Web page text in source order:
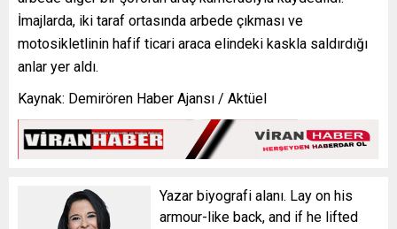
İmajlarda, iki taraf ortasında arbede çıkması ve
motosikletlinin hafif ticari araca elindeki kaskla saldırdığı
anlar yer aldı.
Kaynak: Demirören Haber Ajansı / Aktüel
Yazar biyografi alanı. Lay on his
armour-like back, and if he lifted